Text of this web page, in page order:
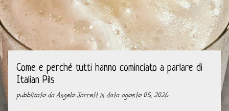
Come e perché tutti hanno cominciato a parlare di
Italian Pils
pubblicato daAngelo Jarrett in data agosto 05, 2026